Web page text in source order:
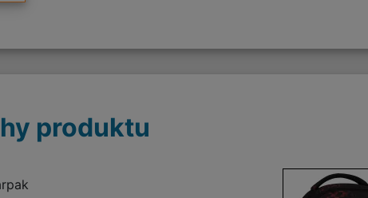
produktu